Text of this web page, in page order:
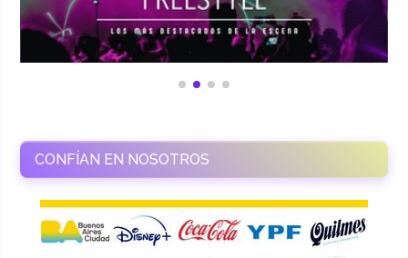
CONFÍAN EN NOSOTROS